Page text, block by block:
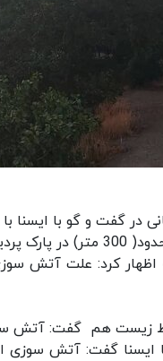
گفت و گو با ایسنا با
بموقع خاموش شد.
اظهار کرد: علت آتش
زیست هم گفت: آتش